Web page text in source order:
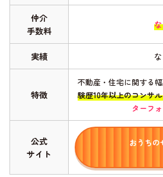
仲介
手数料
実績
特徴
不動産・住宅に関する幅
験歴10年以上のコンサ
ターフ
公式
サイト
おうちの